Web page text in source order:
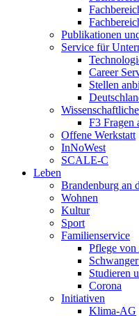
Publikationen
Service für
Career
Stellen
F3 Fragen
Offene Werkstatt
InNoWest
SCALE-C
Leben
Brandenburg an
Wohnen
Kultur
Sport
Familienservice
Pflege von
Studieren
Corona
Initiativen
Klima-AG